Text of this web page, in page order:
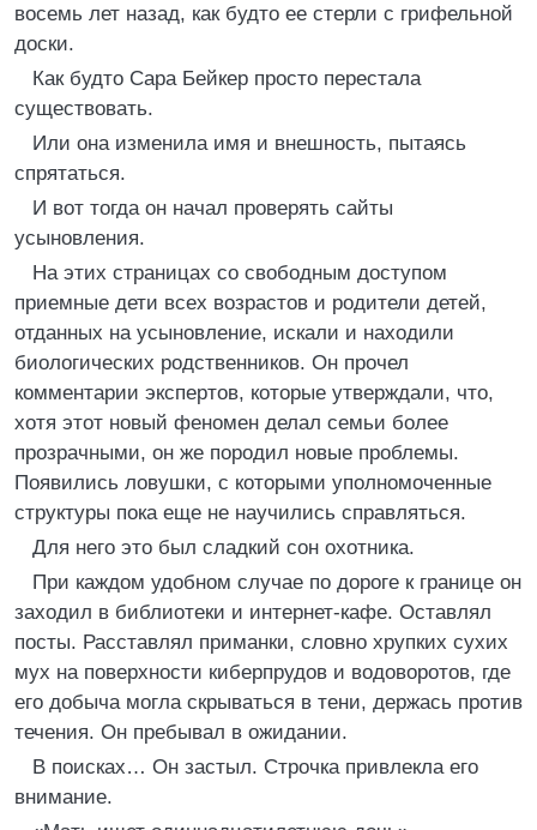
восемь лет назад, как будто ее стерли с грифельной
доски.
Как будто Сара Бейкер просто перестала
существовать.
Или она изменила имя и внешность, пытаясь
спрятаться.
И вот тогда он начал проверять сайты
усыновления.
На этих страницах со свободным доступом
приемные дети всех возрастов и родители детей,
отданных на усыновление, искали и находили
биологических родственников. Он прочел
комментарии экспертов, которые утверждали, что,
хотя этот новый феномен делал семьи более
прозрачными, он же породил новые проблемы.
Появились ловушки, с которыми уполномоченные
структуры пока еще не научились справляться.
Для него это был сладкий сон охотника.
При каждом удобном случае по дороге к границе он
заходил в библиотеки и интернет-кафе. Оставлял
посты. Расставлял приманки, словно хрупких сухих
мух на поверхности киберпрудов и водоворотов, где
его добыча могла скрываться в тени, держась против
течения. Он пребывал в ожидании.
В поисках… Он застыл. Строчка привлекла его
внимание.